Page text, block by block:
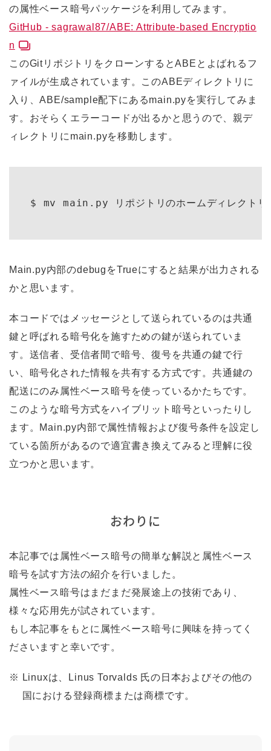
の属性ベース暗号パッケージを利用してみます。
GitHub - sagrawal87/ABE: Attribute-based Encryptio
n
このGitリポジトリをクローンするとABEとよばれるフ
ァイルが生成されています。このABEディレクトリに
入り、ABE/sample配下にあるmain.pyを実行してみま
す。おそらくエラーコードが出るかと思うので、親デ
ィレクトリにmain.pyを移動します。
Main.py内部のdebugをTrueにすると結果が出力される
かと思います。
本コードではメッセージとして送られているのは共通
鍵と呼ばれる暗号化を施すための鍵が送られていま
す。送信者、受信者間で暗号、復号を共通の鍵で行
い、暗号化された情報を共有する方式です。共通鍵の
配送にのみ属性ベース暗号を使っているかたちです。
このような暗号方式をハイブリット暗号といったりし
ます。Main.py内部で属性情報および復号条件を設定し
ている箇所があるので適宜書き換えてみると理解に役
立つかと思います。
おわりに
本記事では属性ベース暗号の簡単な解説と属性ベース
暗号を試す方法の紹介を行いました。
属性ベース暗号はまだまだ発展途上の技術であり、
様々な応用先が試されています。
もし本記事をもとに属性ベース暗号に興味を持ってく
ださいますと幸いです。
※
Linuxは、Linus Torvalds 氏の日本およびその他の
国における登録商標または商標です。